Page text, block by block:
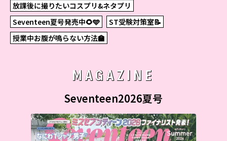
放課後に撮りたいコスプリ&ネタプリ
Seventeen夏号発売中🌻🩵
ST受験対策室📝
授業中お腹が鳴らない方法🏫
MAGAZINE
Seventeen2026夏号